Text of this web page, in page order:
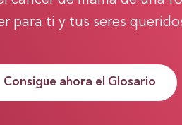
para ti y tus seres
Consigue ahora el Glosario